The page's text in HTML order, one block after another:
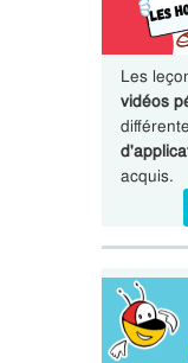
Les
vidéos
acquis.